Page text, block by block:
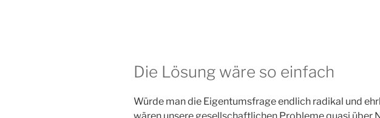
Die Lösung wäre so einfach
Würde man die Eigentumsfrage endlich radikal und